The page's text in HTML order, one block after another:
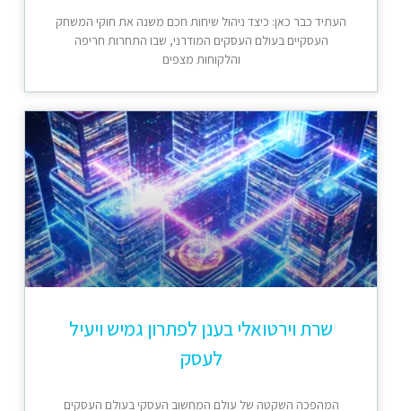
העתיד כבר כאן: כיצד ניהול שיחות חכם משנה את חוקי המשחק
העסקיים בעולם העסקים המודרני, שבו התחרות חריפה
והלקוחות מצפים
שרת וירטואלי בענן לפתרון גמיש ויעיל
לעסק
המהפכה השקטה של עולם המחשוב העסקי בעולם העסקים